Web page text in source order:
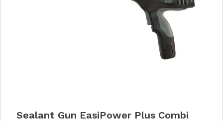
Sealant Gun EasiPower Plus Combi